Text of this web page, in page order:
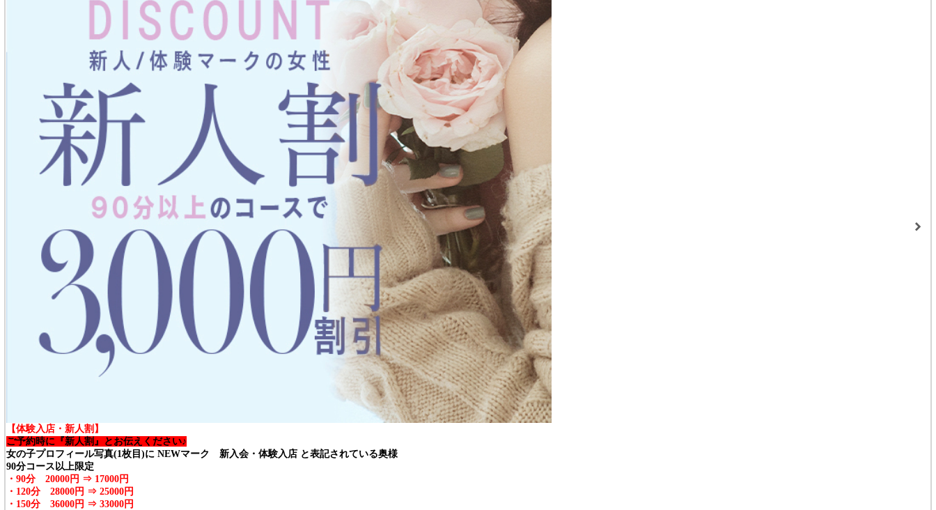
【体験入店・新人割】
ご予約時に『新人割』とお伝えください♪
女の子プロフィール写真(1枚目)に NEWマーク 新入会・体験入店 と表記されている奥様
90分コース以上限定
・90分 20000円 ⇒ 17000円
・120分 28000円 ⇒ 25000円
・150分 36000円 ⇒ 33000円